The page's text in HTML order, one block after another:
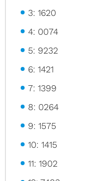
3: 1620
4: 0074
5: 9232
6: 1421
7: 1399
8: 0264
9: 1575
10: 1415
11: 1902